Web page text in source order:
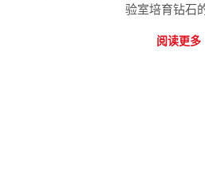
验室培育钻石
阅读更多